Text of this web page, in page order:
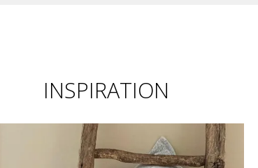
INSPIRATION